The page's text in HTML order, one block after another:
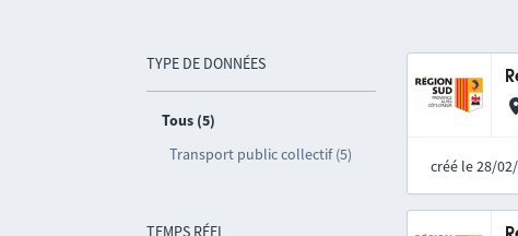
TYPE DE DONNÉES
Tous (5)
Transport public collectif (5)
TEMPS RÉEL
créé le 28/